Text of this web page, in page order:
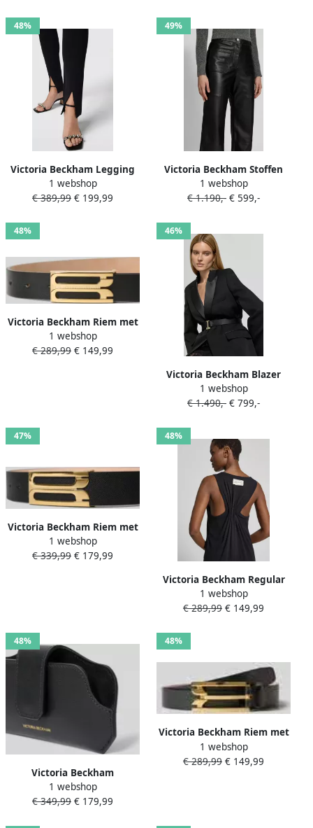
48%
Victoria Beckham Legging
van viscosemix
1 webshop
€ 389,99 € 199,99
49%
Victoria Beckham Stoffen
broek in leerlook
1 webshop
€ 1.190,- € 599,-
48%
Victoria Beckham Riem met
logodetail
1 webshop
€ 289,99 € 149,99
46%
Victoria Beckham Blazer
met scheerwolgehalte
1 webshop
€ 1.490,- € 799,-
47%
Victoria Beckham Riem met
labeldetail
1 webshop
€ 339,99 € 179,99
48%
Victoria Beckham Regular
fit top met linnen-aandeel
1 webshop
€ 289,99 € 149,99
48%
Victoria Beckham
Zonnebrillenetui van leer
1 webshop
€ 349,99 € 179,99
48%
Victoria Beckham Riem met
doornsluiting
1 webshop
€ 289,99 € 149,99